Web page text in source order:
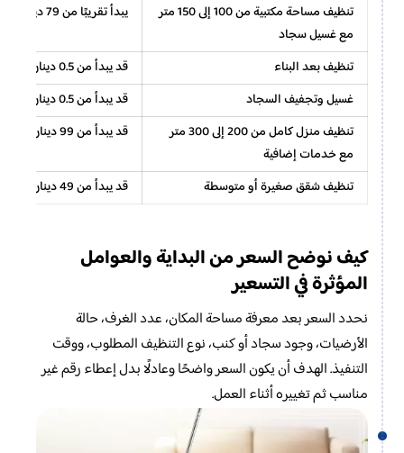
تنظيف مساحة مكتبية من 100 إلى 150 متر
مع غسيل سجاد
يبدأ تقريبًا من 79 دينار أردني
تنظيف بعد البناء
قد يبدأ من 0.5 دينار أردني للمتر حسب الحالة
غسيل وتجفيف السجاد
قد يبدأ من 0.5 دينار أردني للمتر حسب النوع
تنظيف منزل كامل من 200 إلى 300 متر
مع خدمات إضافية
قد يبدأ من 99 دينار أردني حسب التفاصيل
تنظيف شقق صغيرة أو متوسطة قد يبدأ من 49 دينار أردني حسب المساحة والخدمة
كيف نوضح السعر من البداية والعوامل
المؤثرة في التسعير
نحدد السعر بعد معرفة مساحة المكان، عدد الغرف، حالة
الأرضيات، وجود سجاد أو كنب، نوع التنظيف المطلوب، ووقت
التنفيذ. الهدف أن يكون السعر واضحًا وعادلًا بدل إعطاء رقم غير
مناسب ثم تغييره أثناء العمل.